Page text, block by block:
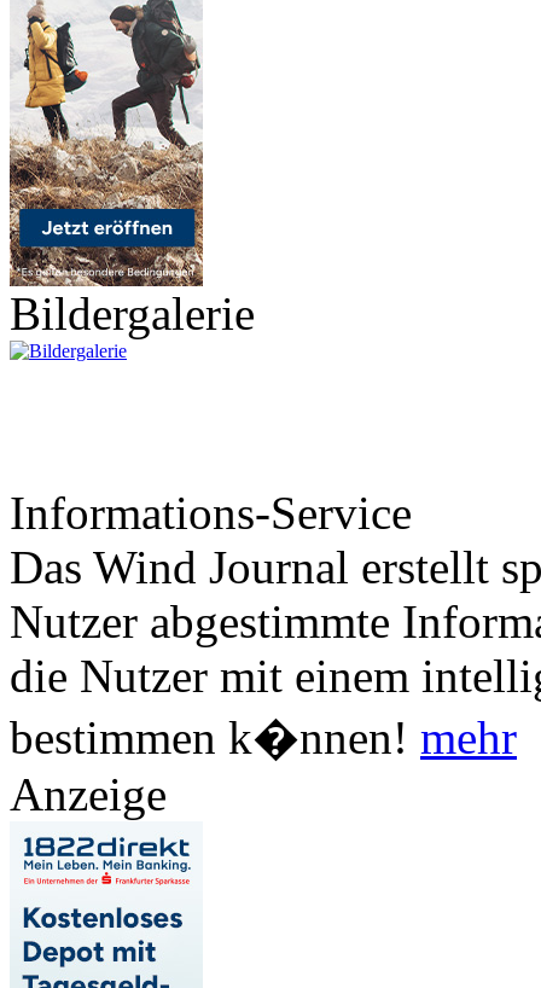
Bildergalerie
Informations-Service
Das Wind Journal erstellt
Nutzer abgestimmte
die Nutzer mit einem
bestimmen k�nnen! mehr
Anzeige